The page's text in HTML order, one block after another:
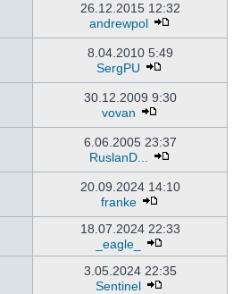
26.12.2015 12:32
andrewpol
8.04.2010 5:49
SergPU
30.12.2009 9:30
vovan
6.06.2005 23:37
RuslanD...
20.09.2024 14:10
franke
18.07.2024 22:33
_eagle_
3.05.2024 22:35
Sentinel